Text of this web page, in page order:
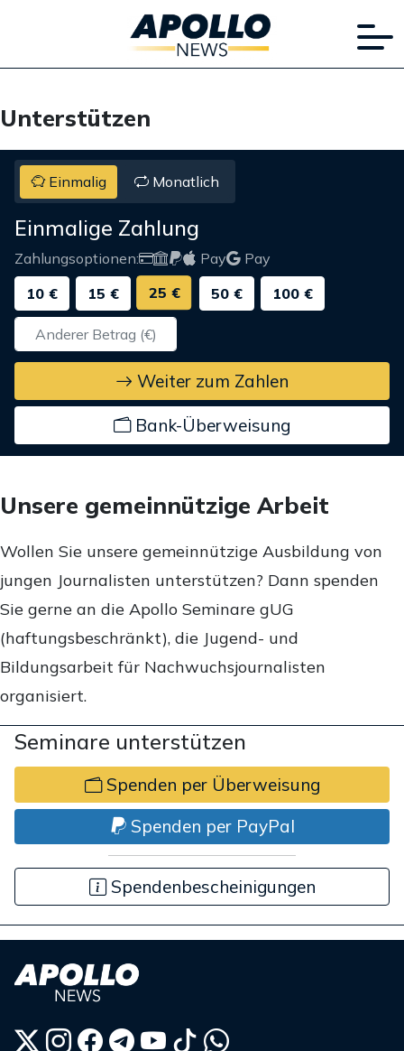
Unterstützen
Einmalig Monatlich
Einmalige Zahlung
Zahlungsoptionen: Pay
Pay
10 €
15 € 25 € 50 € 100 €
Weiter zum Zahlen
Bank-Überweisung
Unsere gemeinnützige Arbeit
Wollen Sie unsere gemeinnützige Ausbildung von
jungen Journalisten unterstützen? Dann spenden
Sie gerne an die Apollo Seminare gUG
(haftungsbeschränkt), die Jugend- und
Bildungsarbeit für Nachwuchsjournalisten
organisiert.
Seminare unterstützen
Spenden per Überweisung
Spenden per PayPal
Spendenbescheinigungen